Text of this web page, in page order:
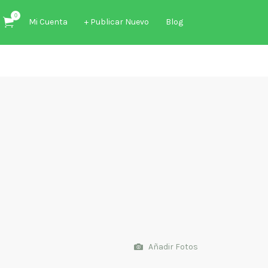
0
Mi Cuenta + Publicar Nuevo Blog
Añadir Fotos